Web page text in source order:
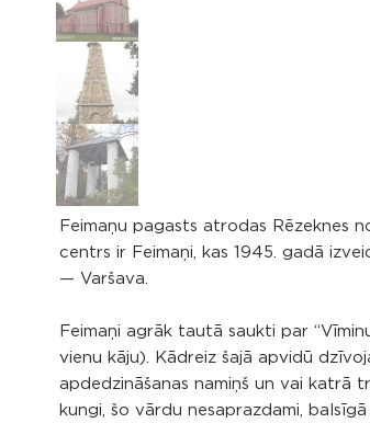
Feimaņu pagasts atrodas Rēzeknes
centrs ir Feimaņi, kas 1945. gadā
— Varšava.
Feimaņi agrāk tautā saukti par
vienu kāju). Kādreiz šajā apvidū
apdedzināšanas namiņš un vai katrā
kungi, šo vārdu nesaprazdami,